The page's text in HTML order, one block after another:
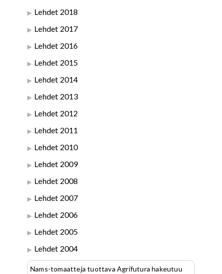
Lehdet 2018
Lehdet 2017
Lehdet 2016
Lehdet 2015
Lehdet 2014
Lehdet 2013
Lehdet 2012
Lehdet 2011
Lehdet 2010
Lehdet 2009
Lehdet 2008
Lehdet 2007
Lehdet 2006
Lehdet 2005
Lehdet 2004
Nams-tomaatteja tuottava Agrifutura hakeutuu